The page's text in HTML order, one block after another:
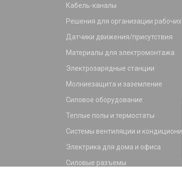
Кабель-каналы
Решения для организации
Датчики движения/присутствия
Материалы для электромонтажа
Электрозарядные станции
Молниезащита и заземление
Силовое оборудование
Теплые полы и термостаты
Системы вентиляции и
Электрика для дома и офиса
Силовые разъемы